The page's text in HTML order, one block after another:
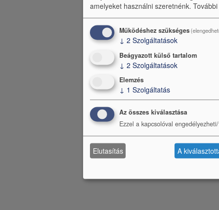
amelyeket használni szeretnénk.
Működéshez szükséges
↓ 2 Szolgáltatások
Beágyazott külső tartalom
↓ 2 Szolgáltatások
Elemzés
↓ 1 Szolgáltatás
Az összes kiválasztása
Ezzel a kapcsolóval
Elutasítás A